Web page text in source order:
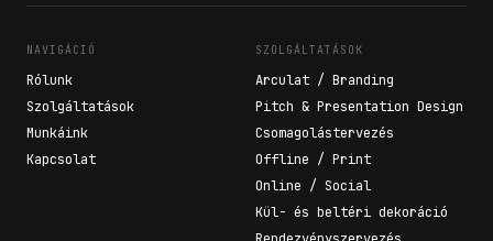
NAVIGÁCIÓ
Rólunk
Szolgáltatások
Munkáink
Kapcsolat
SZOLGÁLTATÁSOK
Arculat / Branding
Pitch & Presentation Design
Csomagolástervezés
Offline / Print
Online / Social
Kül- és beltéri dekoráció